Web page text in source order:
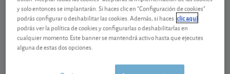
Gestiona tu dinero con visión
experta
y consigue que cada euro trabaje
y solo entonces se implantarán. Si haces clic en "Configuración de cookies"
podrás configurar o deshabilitar las cookies. Además, si haces clic aquí
podrás ver la política de cookies y configurarlas o deshabilitarlas en
cualquier momento. Este banner se mantendrá activo hasta que ejecutes
alguna de estas dos opciones.